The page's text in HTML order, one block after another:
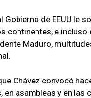
Gobierno de EEUU le
continentes, e incluso
Maduro,
Chávez convocó
en asambleas y en las